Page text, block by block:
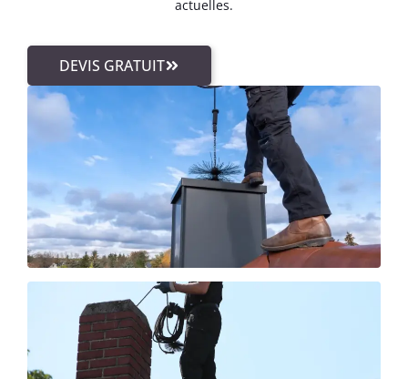
actuelles.
DEVIS GRATUIT